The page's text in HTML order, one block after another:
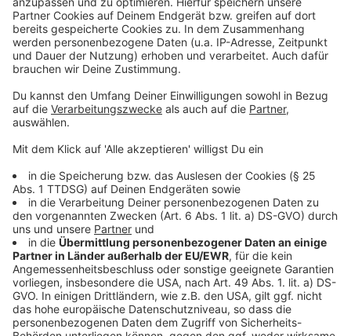
Bilker S-Bahnhof . Vor Ort sind auch Redebeiträge
verschiedener Initiativen und Live-Musik geplant.
Anzeige
Mehr Infos und Links zum Thema
Anzeige
Hier informiert Fridays for Future Düsseldorf
Auch im Februar gab es eine FFF-Demo in Düsseldorf
Wie weiter beim Klimaschutz? Kanzler Merz bezieht
Stellung
Anzeige